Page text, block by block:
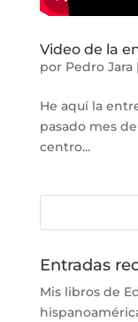
Video de la
por Pedro Jara|
He aquí la
pasado mes
centro...
Entradas
Mis libros de